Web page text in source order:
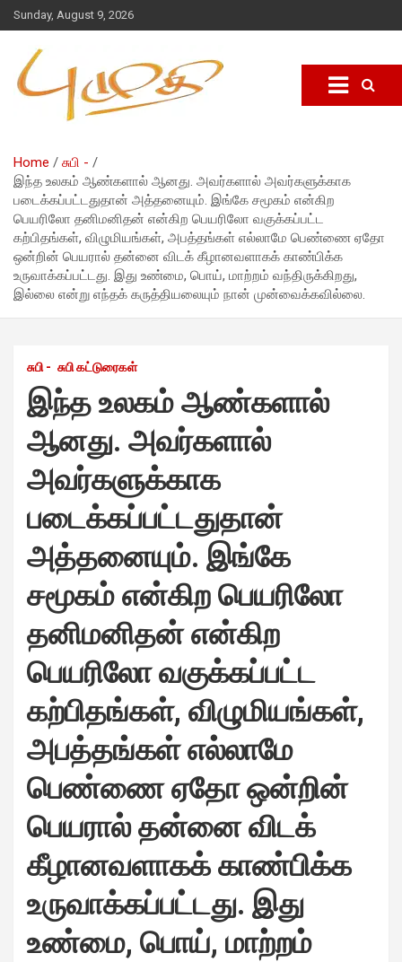
Sunday, August 9, 2026
Home
சுபி -
இந்த உலகம் ஆண்களால் ஆனது. அவர்களால் அவர்களுக்காக
படைக்கப்பட்டதுதான் அத்தனையும். இங்கே சமூகம் என்கிற
பெயரிலோ தனிமனிதன் என்கிற பெயரிலோ வகுக்கப்பட்ட
கற்பிதங்கள், விழுமியங்கள், அபத்தங்கள் எல்லாமே பெண்ணை ஏதோ
ஒன்றின் பெயரால் தன்னை விடக் கீழானவளாகக் காண்பிக்க
உருவாக்கப்பட்டது. இது உண்மை, பொய், மாற்றம் வந்திருக்கிறது,
இல்லை என்று எந்தக் கருத்தியலையும் நான் முன்வைக்கவில்லை.
சுபி - சுபி கட்டுரைகள்
இந்த உலகம் ஆண்களால்
ஆனது. அவர்களால்
அவர்களுக்காக
படைக்கப்பட்டதுதான்
அத்தனையும். இங்கே
சமூகம் என்கிற பெயரிலோ
தனிமனிதன் என்கிற
பெயரிலோ வகுக்கப்பட்ட
கற்பிதங்கள், விழுமியங்கள்,
அபத்தங்கள் எல்லாமே
பெண்ணை ஏதோ ஒன்றின்
பெயரால் தன்னை விடக்
கீழானவளாகக் காண்பிக்க
உருவாக்கப்பட்டது. இது
உண்மை, பொய், மாற்றம்